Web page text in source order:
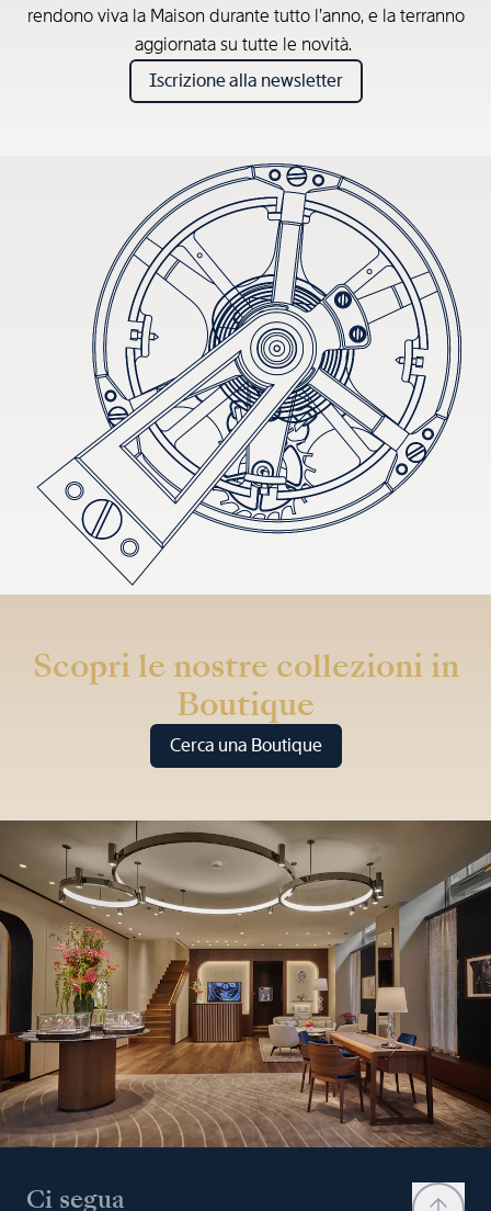
rendono viva la Maison durante tutto l’anno, e la terranno
aggiornata su tutte le novità.
Iscrizione alla newsletter
Scopri le nostre collezioni in
Boutique
Cerca una Boutique
Ci segua